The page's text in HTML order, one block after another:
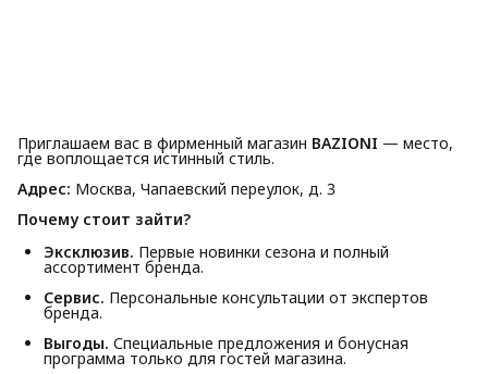
Приглашаем вас в фирменный магазин BAZIONI — место,
где воплощается истинный стиль.
Адрес: Москва, Чапаевский переулок, д. 3
Почему стоит зайти?
Эксклюзив. Первые новинки сезона и полный
ассортимент бренда.
Сервис. Персональные консультации от экспертов
бренда.
Выгоды. Специальные предложения и бонусная
программа только для гостей магазина.